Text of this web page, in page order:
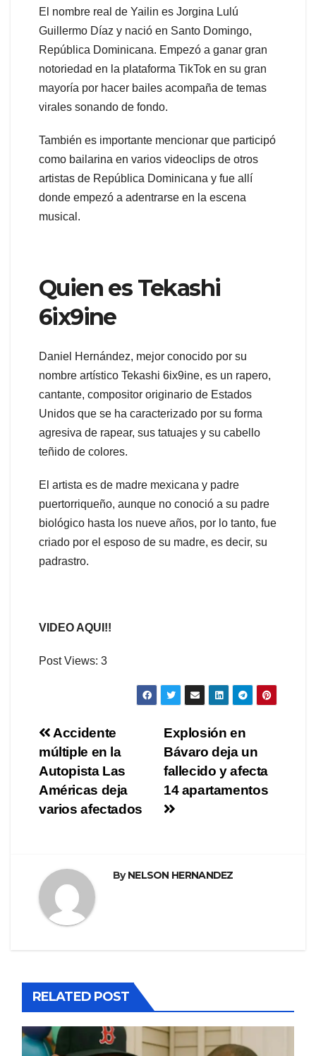
El nombre real de Yailin es Jorgina Lulú
Guillermo Díaz y nació en Santo Domingo,
República Dominicana. Empezó a ganar gran
notoriedad en la plataforma TikTok en su gran
mayoría por hacer bailes acompaña de temas
virales sonando de fondo.
También es importante mencionar que participó
como bailarina en varios videoclips de otros
artistas de República Dominicana y fue allí
donde empezó a adentrarse en la escena
musical.
Quien es Tekashi
6ix9ine
Daniel Hernández, mejor conocido por su
nombre artístico Tekashi 6ix9ine, es un rapero,
cantante, compositor originario de Estados
Unidos que se ha caracterizado por su forma
agresiva de rapear, sus tatuajes y su cabello
teñido de colores.
El artista es de madre mexicana y padre
puertorriqueño, aunque no conoció a su padre
biológico hasta los nueve años, por lo tanto, fue
criado por el esposo de su madre, es decir, su
padrastro.
VIDEO AQUI!!
Post Views: 3
Navegación
de
entradas
Explosión en
Bávaro deja un
fallecido y afecta
14 apartamentos
Accidente
múltiple en la
Autopista Las
Américas deja
varios afectados
ByNELSON HERNANDEZ
RELATED POST